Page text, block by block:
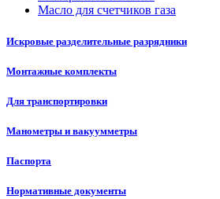
Масло для счетчиков газа
Искровые разделительные разрядники
Монтажные комплекты
Для транспортировки
Манометры и вакуумметры
Паспорта
Нормативные документы